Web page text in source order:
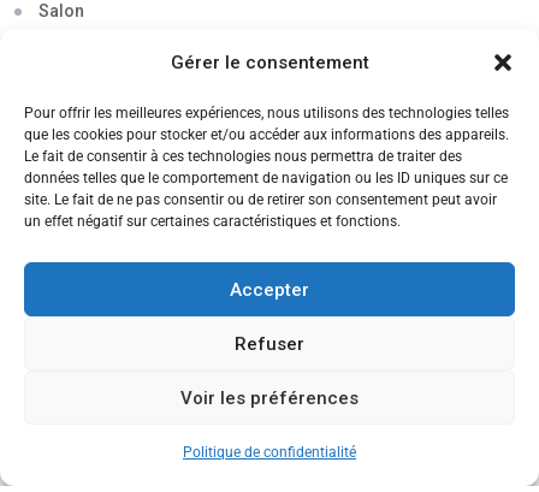
Gérer le consentement
Pour offrir les meilleures expériences, nous utilisons des technologies telles
que les cookies pour stocker et/ou accéder aux informations des appareils.
Le fait de consentir à ces technologies nous permettra de traiter des
données telles que le comportement de navigation ou les ID uniques sur ce
site. Le fait de ne pas consentir ou de retirer son consentement peut avoir
un effet négatif sur certaines caractéristiques et fonctions.
Accepter
Refuser
Voir les préférences
Politique de confidentialité
Salon
Soirée
Sortie découverte
Tau
Voyage
CANDIDATEZ MAINTENANT